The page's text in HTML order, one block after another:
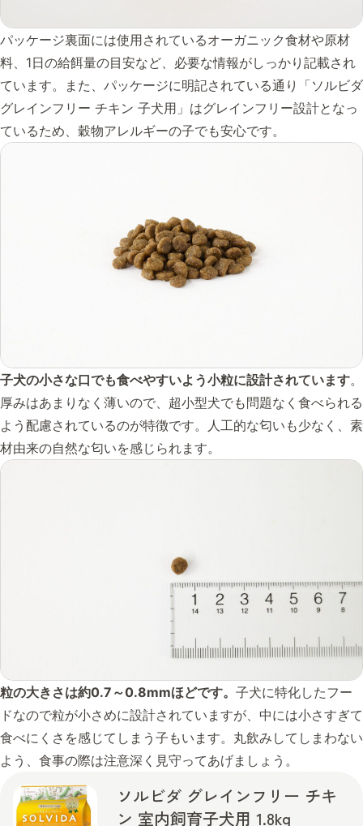
パッケージ裏面には使用されているオーガニック食材や原材
料、1日の給餌量の目安など、必要な情報がしっかり記載され
ています。また、パッケージに明記されている通り「ソルビダ
グレインフリー チキン 子犬用」はグレインフリー設計となっ
ているため、穀物アレルギーの子でも安心です。
子犬の小さな口でも食べやすいよう小粒に設計されています。
厚みはあまりなく薄いので、超小型犬でも問題なく食べられる
よう配慮されているのが特徴です。人工的な匂いも少なく、素
材由来の自然な匂いを感じられます。
粒の大きさは約0.7～0.8mmほどです。 子犬に特化したフー
ドなので粒が小さめに設計されていますが、中には小さすぎて
食べにくさを感じてしまう子もいます。丸飲みしてしまわない
よう、食事の際は注意深く見守ってあげましょう。
ソルビダ グレインフリー チキ
ン 室内飼育子犬用 1.8kg